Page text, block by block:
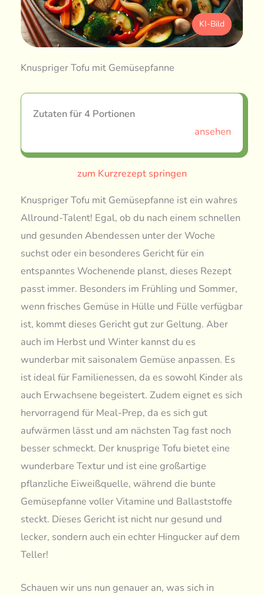
KI-Bild
Knuspriger Tofu mit Gemüsepfanne
Zutaten für 4 Portionen
ansehen
zum Kurzrezept springen
Knuspriger Tofu mit Gemüsepfanne ist ein wahres
Allround-Talent! Egal, ob du nach einem schnellen
und gesunden Abendessen unter der Woche
suchst oder ein besonderes Gericht für ein
entspanntes Wochenende planst, dieses Rezept
passt immer. Besonders im Frühling und Sommer,
wenn frisches Gemüse in Hülle und Fülle verfügbar
ist, kommt dieses Gericht gut zur Geltung. Aber
auch im Herbst und Winter kannst du es
wunderbar mit saisonalem Gemüse anpassen. Es
ist ideal für Familienessen, da es sowohl Kinder als
auch Erwachsene begeistert. Zudem eignet es sich
hervorragend für Meal-Prep, da es sich gut
aufwärmen lässt und am nächsten Tag fast noch
besser schmeckt. Der knusprige Tofu bietet eine
wunderbare Textur und ist eine großartige
pflanzliche Eiweißquelle, während die bunte
Gemüsepfanne voller Vitamine und Ballaststoffe
steckt. Dieses Gericht ist nicht nur gesund und
lecker, sondern auch ein echter Hingucker auf dem
Teller!
Schauen wir uns nun genauer an, was sich in